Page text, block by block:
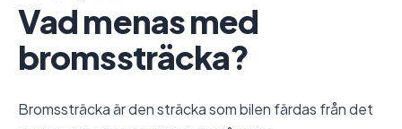
Vad menas med
bromssträcka?
Bromssträcka är den sträcka som bilen färdas från det